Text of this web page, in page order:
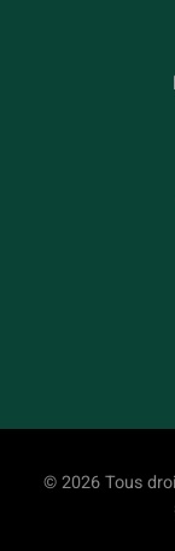
© 2026 Tous